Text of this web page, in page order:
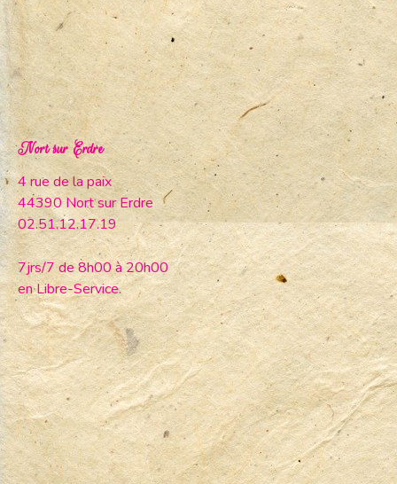
Nort sur Erdre
4 rue de la paix
44390 Nort sur Erdre
02.51.12.17.19
7jrs/7 de 8h00 à 20h00
en Libre-Service.